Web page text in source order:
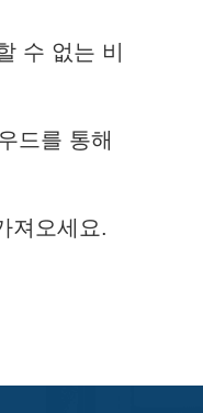
수 없는 비
드를 통해
져오세요.